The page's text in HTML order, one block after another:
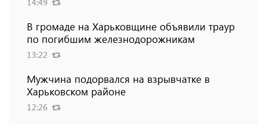
В громаде на Харьковщине объявили траур
по погибшим железнодорожникам
13:22
Мужчина подорвался на взрывчатке в
Харьковском районе
12:26